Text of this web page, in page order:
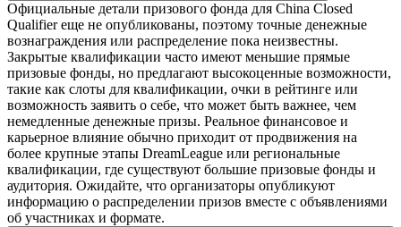
Официальные детали призового фонда для China Closed
Qualifier еще не опубликованы, поэтому точные денежные
вознаграждения или распределение пока неизвестны.
Закрытые квалификации часто имеют меньшие прямые
призовые фонды, но предлагают высокоценные возможности,
такие как слоты для квалификации, очки в рейтинге или
возможность заявить о себе, что может быть важнее, чем
немедленные денежные призы. Реальное финансовое и
карьерное влияние обычно приходит от продвижения на
более крупные этапы DreamLeague или региональные
квалификации, где существуют большие призовые фонды и
аудитория. Ожидайте, что организаторы опубликуют
информацию о распределении призов вместе с объявлениями
об участниках и формате.